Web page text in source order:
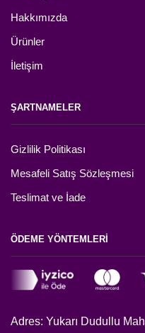
Hakkımızda
Ürünler
İletişim
ŞARTNAMELER
Gizlilik Politikası
Mesafeli Satış Sözleşmesi
Teslimat ve İade
ÖDEME YÖNTEMLERİ
Adres: Yukarı Dudullu